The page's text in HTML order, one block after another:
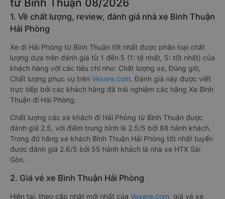
từ Bình Thuận 08/2026
1. Về chất lượng, review, đánh giá nhà xe Bình Thuận
Hải Phòng
Xe đi Hải Phòng từ Bình Thuận tốt nhất được phân loại chất
lượng dựa trên đánh giá từ 1 đến 5 (1: tệ nhất, 5: tốt nhất) của
khách hàng với các tiêu chí như: Chất lượng xe, Đúng giờ,
Chất lượng phục vụ trên Vexere.com. Đánh giá này được viết
trực tiếp bởi các khách hàng đã trải nghiệm các hãng Xe Bình
Thuận đi Hải Phòng.
Chất lượng các xe khách đi Hải Phòng từ Bình Thuận được
đánh giá 2.5, với điểm trung bình là 2.5/5 bởi 88 hành khách.
Trong đó hãng xe khách Bình Thuận Hải Phòng tốt nhất tuyến
được đánh giá 2.6/5 bởi 55 hành khách là nhà xe HTX Sài
Gòn.
2. Giá vé xe Bình Thuận Hải Phòng
Hiện tại, theo cập nhật mới nhất của Vexere.com, giá vé xe